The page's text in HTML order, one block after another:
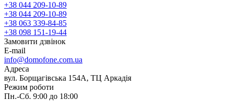
+38 044 209-10-89
+38 044 209-10-89
+38 063 339-84-85
+38 098 151-19-44
Замовити дзвінок
E-mail
info@domofone.com.ua
Адреса
вул. Борщагівська 154А, ТЦ Аркадія
Режим роботи
Пн.-Сб. 9:00 до 18:00